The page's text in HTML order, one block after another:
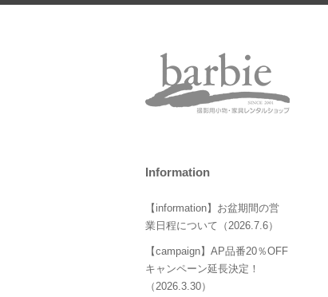
Information
【information】お盆期間の営
業日程について（2026.7.6）
【campaign】AP品番20％OFF
キャンペーン延長決定！
（2026.3.30）